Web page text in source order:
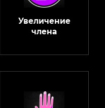
Увеличение
члена